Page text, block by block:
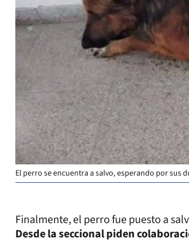
El perro se encuentra a salvo, esperando por sus
Finalmente, el perro fue puesto a
Desde la seccional piden